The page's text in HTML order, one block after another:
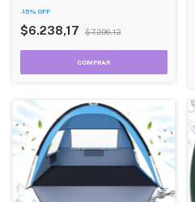
-15% OFF
$6.238,17 $7.296,12